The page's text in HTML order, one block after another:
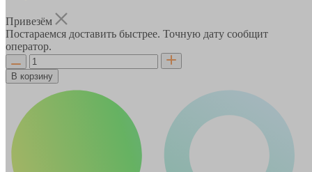
Привезём
Постараемся доставить быстрее. Точную дату сообщит
оператор.
В корзину